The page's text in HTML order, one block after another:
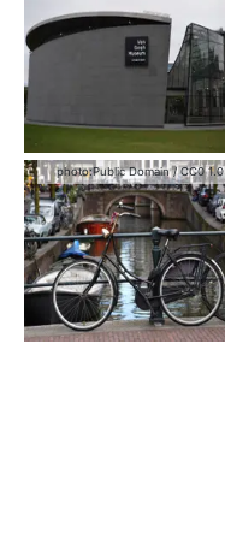
photo:Public Domain /CC0 1.0